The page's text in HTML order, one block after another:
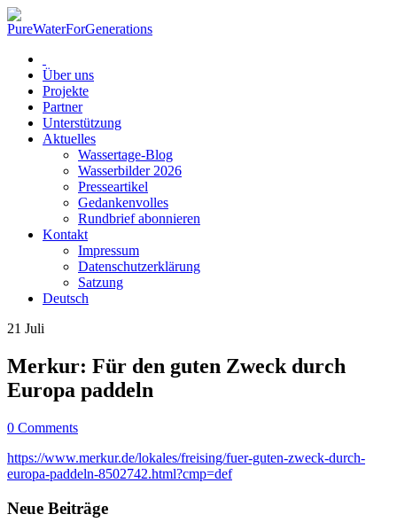
Über uns
Projekte
Partner
Unterstützung
Aktuelles
Wassertage-Blog
Wasserbilder 2026
Presseartikel
Gedankenvolles
Rundbrief abonnieren
Kontakt
Impressum
Datenschutzerklärung
Satzung
Deutsch
21 Juli
Merkur: Für den guten Zweck durch
Europa paddeln
0 Comments
https://www.merkur.de/lokales/freising/fuer-guten-zweck-durch-
europa-paddeln-8502742.html?cmp=def
Neue Beiträge